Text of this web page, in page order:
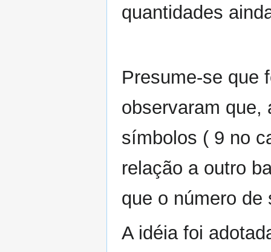
quantidades
Presume-se que
observaram que,
símbolos ( 9 no
relação a outro
que o número de
A idéia foi